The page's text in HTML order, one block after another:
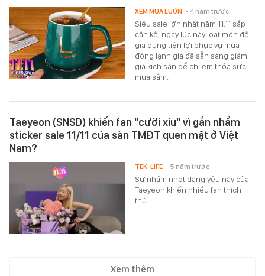
Siêu sale lớn nhất năm 11.11 sắp
cận kề, ngay lúc này loạt món đồ
gia dụng tiện lợi phục vụ mùa
đông lạnh giá đã sẵn sàng giảm
giá kịch sàn để chị em thỏa sức
mua sắm.
XEM MUA LUÔN - 4 năm trước
Taeyeon (SNSD) khiến fan "cười xỉu" vì gắn nhầm
sticker sale 11/11 của sàn TMĐT quen mặt ở Việt
Nam?
Sự nhầm nhọt đáng yêu này của
Taeyeon khiến nhiều fan thích
thú.
TEK-LIFE - 5 năm trước
Xem thêm